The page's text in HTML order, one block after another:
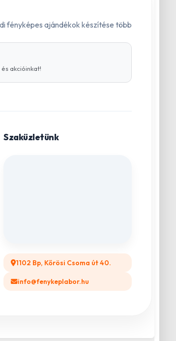
fényképes ajándékok készítése több
akcióinkat!
Szaküzletünk
1102 Bp, Kőrösi Csoma út 40.
info@fenykeplabor.hu